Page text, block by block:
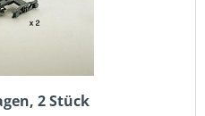
2 Stück